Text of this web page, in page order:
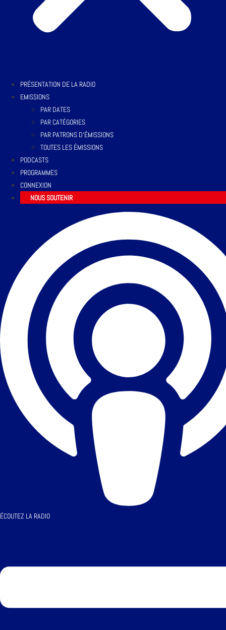
PRÉSENTATION DE LA RADIO
EMISSIONS
PAR DATES
PAR CATÉGORIES
PAR PATRONS D’ÉMISSIONS
TOUTES LES ÉMISSIONS
PODCASTS
PROGRAMMES
CONNEXION
NOUS SOUTENIR
ÉCOUTEZ LA RADIO